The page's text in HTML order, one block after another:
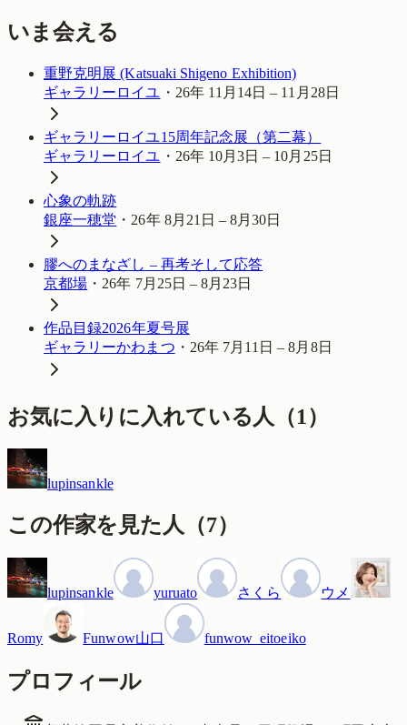
いま会える
重野克明展 (Katsuaki Shigeno Exhibition)
ギャラリーロイユ ・ 26年 11月14日 – 11月28日
ギャラリーロイユ15周年記念展（第二幕）
ギャラリーロイユ ・ 26年 10月3日 – 10月25日
心象の軌跡
銀座一穂堂 ・ 26年 8月21日 – 8月30日
膠へのまなざし – 再考そして応答
京都場 ・ 26年 7月25日 – 8月23日
作品目録2026年夏号展
ギャラリーかわまつ ・ 26年 7月11日 – 8月8日
お気に入りに入れている人 （1）
lupinsankle
この作家を見た人 （7）
lupinsankle yuruato さくら ウメ
Romy Funwow山口 funwow_eitoeiko
プロフィール